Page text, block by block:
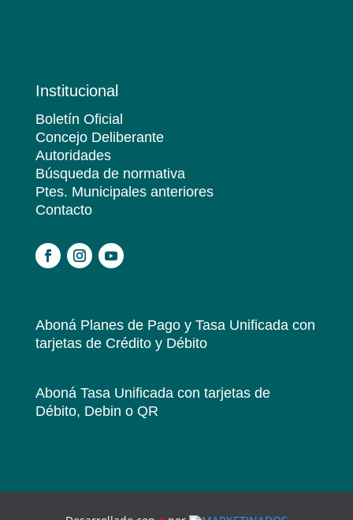
Institucional
Boletín Oficial
Concejo Deliberante
Autoridades
Búsqueda de normativa
Ptes. Municipales anteriores
Contacto
Aboná Planes de Pago y Tasa Unificadacon
tarjetas de Crédito y Débito
Aboná Tasa Unificadacon tarjetas de
Débito, Debin o QR